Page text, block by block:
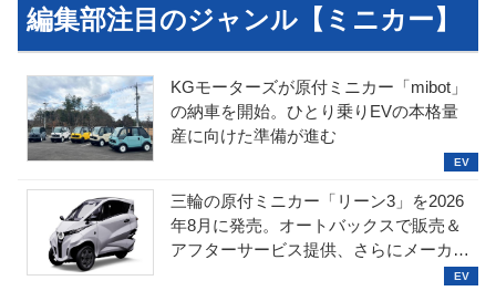
編集部注目のジャンル【ミニカー】
KGモーターズが原付ミニカー「mibot」
の納車を開始。ひとり乗りEVの本格量
産に向けた準備が進む
三輪の原付ミニカー「リーン3」を2026
年8月に発売。オートバックスで販売＆
アフターサービス提供、さらにメーカー